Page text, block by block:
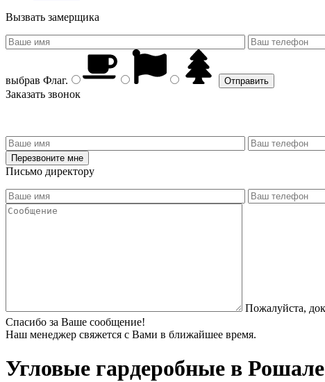
Вызвать замерщика
выбрав Флаг.
Заказать звонок
Письмо директору
Пожалуйста,
Спасибо за Ваше сообщение!
Наш менеджер свяжется с Вами в ближайшее время.
Угловые гардеробные в Рошале